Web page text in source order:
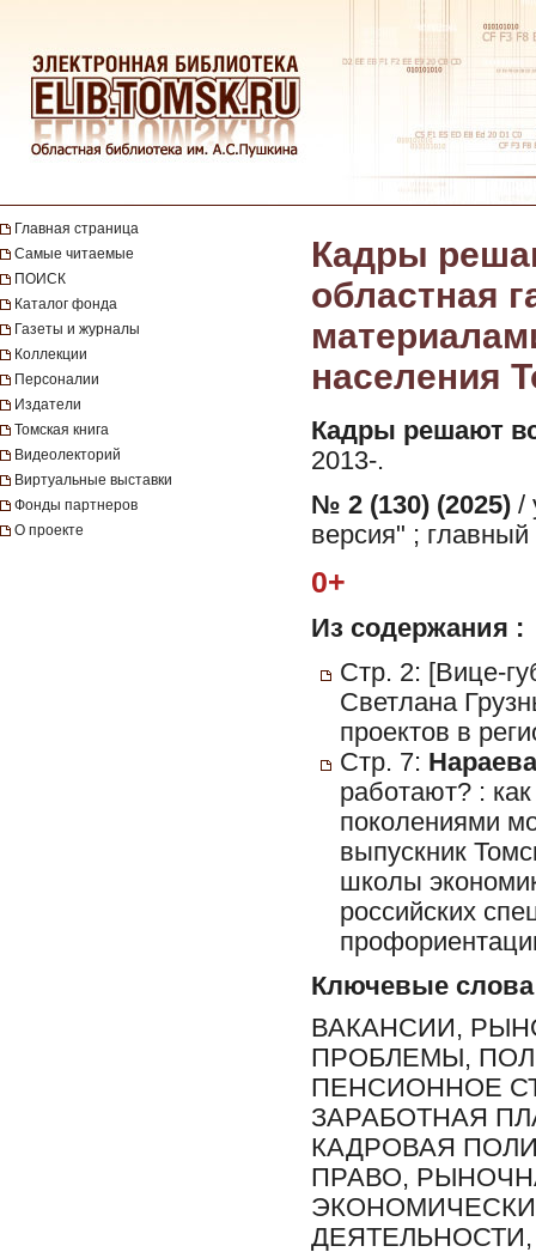
Главная страница
Самые читаемые
ПОИСК
Каталог фонда
Газеты и журналы
Коллекции
Персоналии
Издатели
Томская книга
Видеолекторий
Виртуальные выставки
Фонды партнеров
О проекте
Кадры
областная
населения
Кадры решают
2013-.
№ 2 (130) (2025) /
версия" ;
0+
Из содержания :
Стр. 2: [Вице-
Светлана
проектов в
Стр. 7:
работают? :
поколениями
выпускник
школы
российских
Ключевые слова
ВАКАНСИИ,
ПРОБЛЕМЫ,
ПЕНСИОННОЕ
ЗАРАБОТНАЯ
КАДРОВАЯ
ПРАВО,